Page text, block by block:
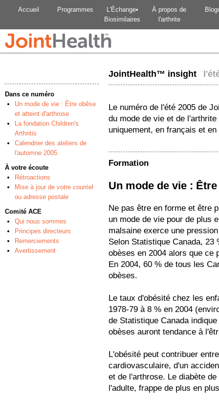
Accueil Programmes
L'Échange•
Biosimilaires
À propos de
l'arthrite
Dans ce numéro
Un mode de vie : Être obêse
et atteint d'arthrose
La fondation Children's
Arthritis
Calendrier des ateliers de
l'automne 2005
À votre écoute
Rétroactions
Mise à jour de votre courriel
ou adresse postale
Comité ACE
Qui nous sommes
Principes directeurs
Remerciements
Avertissement
JointHealth™ insight
Le numéro de l'été 2005 de
du mode de vie et de
uniquement, en français et en
Formation
Un mode de vie :
Ne pas être en forme et être
un mode de vie pour de plus
malsaine exerce une
Selon Statistique Canada, 23
obèses en 2004 alors que ce
En 2004, 60 % de tous les
obèses.
Le taux d'obésité chez les
1978-79 à 8 % en 2004
de Statistique Canada
obèses auront tendance à
L'obésité peut contribuer
cardiovasculaire, d'un
et de l'arthrose. Le diabète
l'adulte, frappe de plus en